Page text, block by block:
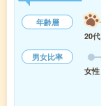
年齢層
20代
男女比率
女性